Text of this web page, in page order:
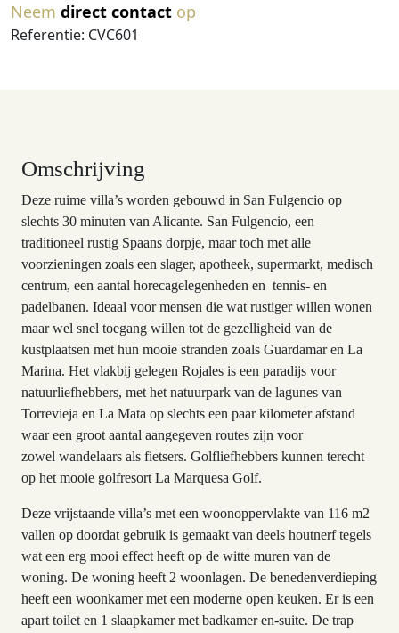
Neem direct contact op
Referentie: CVC601
Omschrijving
Deze ruime villa’s worden gebouwd in San Fulgencio op
slechts 30 minuten van Alicante. San Fulgencio, een
traditioneel rustig Spaans dorpje, maar toch met alle
voorzieningen zoals een slager, apotheek, supermarkt, medisch
centrum, een aantal horecagelegenheden en tennis- en
padelbanen. Ideaal voor mensen die wat rustiger willen wonen
maar wel snel toegang willen tot de gezelligheid van de
kustplaatsen met hun mooie stranden zoals Guardamar en La
Marina. Het vlakbij gelegen Rojales is een paradijs voor
natuurliefhebbers, met het natuurpark van de lagunes van
Torrevieja en La Mata op slechts een paar kilometer afstand
waar een groot aantal aangegeven routes zijn voor
zowel wandelaars als fietsers. Golfliefhebbers kunnen terecht
op het mooie golfresort La Marquesa Golf.
Deze vrijstaande villa’s met een woonoppervlakte van 116 m2
vallen op doordat gebruik is gemaakt van deels houtnerf tegels
wat een erg mooi effect heeft op de witte muren van de
woning. De woning heeft 2 woonlagen. De benedenverdieping
heeft een woonkamer met een moderne open keuken. Er is een
apart toilet en 1 slaapkamer met badkamer en-suite. De trap